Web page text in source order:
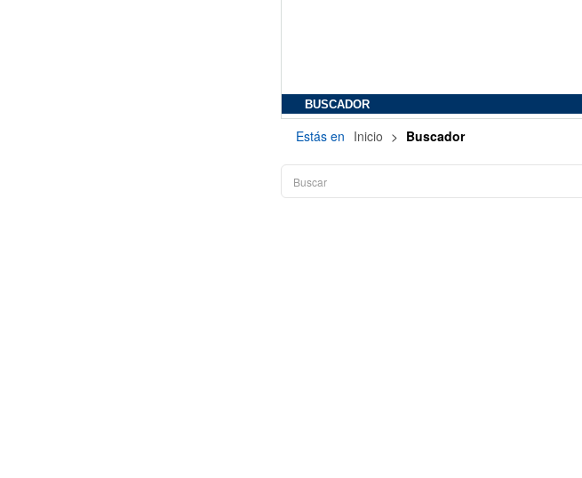
BUSCADOR
Estás en Inicio > Buscador